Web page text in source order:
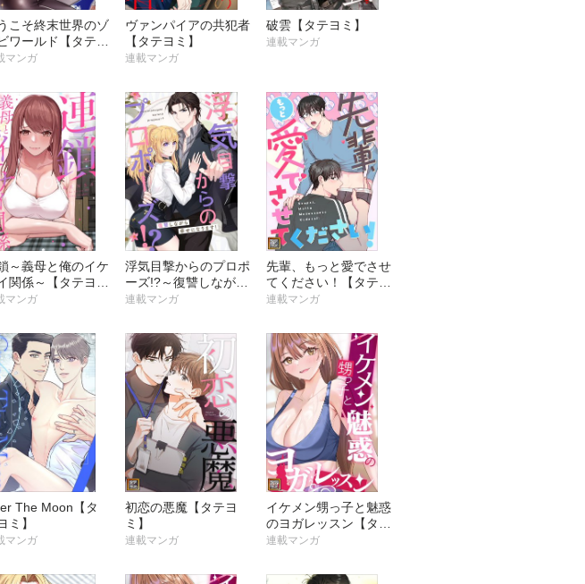
こそ終末世界のゾ
ワールド【タテヨ
マンガ
ヴァンパイアの共犯者
【タテヨミ】
連載マンガ
破雲【タテヨミ】
連載マンガ
～義母と俺のイケ
関係～【タテヨ
マンガ
浮気目撃からのプロポ
ーズ!?～復讐しながら
幸せになります!～
連載マンガ
先輩、もっと愛でさせ
てください！【タテヨ
ミ】
連載マンガ
The Moon【タ
ミ】
マンガ
初恋の悪魔【タテヨ
ミ】
連載マンガ
イケメン甥っ子と魅惑
のヨガレッスン【タテ
ヨミ】
連載マンガ